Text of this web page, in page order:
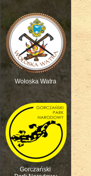
Wołoska Watra
Gorczański